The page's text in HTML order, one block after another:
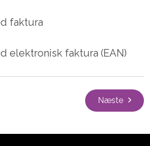
faktura
elektronisk faktura (EAN)
Næste